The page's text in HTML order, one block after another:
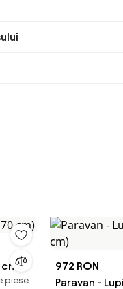
cm)
piese
972 RON
Paravan -